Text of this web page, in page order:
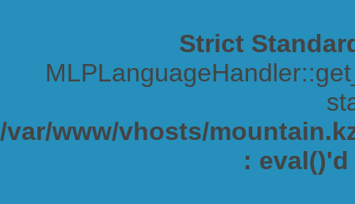
Strict
/var/www/vhosts/
: